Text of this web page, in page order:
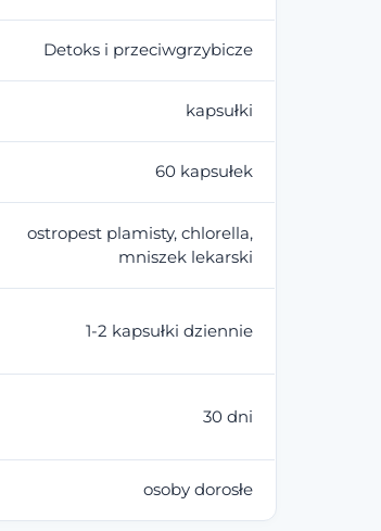
Detoks i przeciwgrzybicze
kapsułki
60 kapsułek
ostropest plamisty, chlorella,
mniszek lekarski
1-2 kapsułki dziennie
30 dni
osoby dorosłe